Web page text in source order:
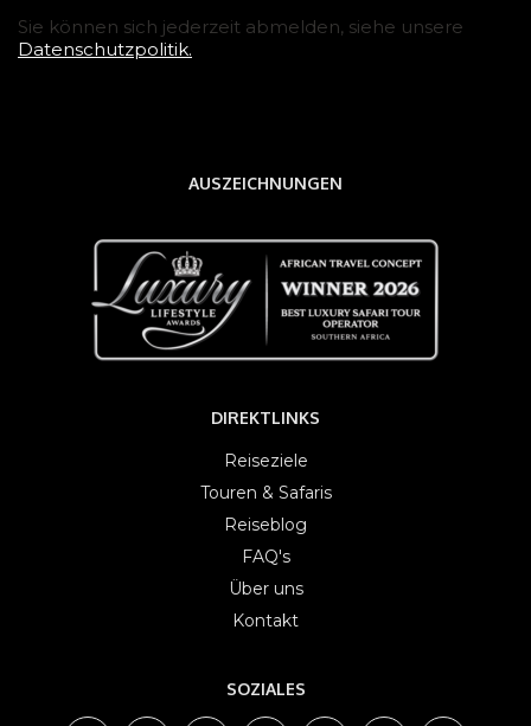
Sie können sich jederzeit abmelden, siehe unsere
Datenschutzpolitik.
AUSZEICHNUNGEN
DIREKTLINKS
Reiseziele
Touren & Safaris
Reiseblog
FAQ's
Über uns
Kontakt
SOZIALES